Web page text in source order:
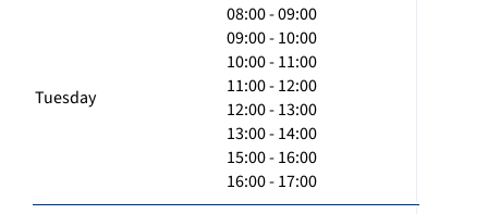
Tuesday
08:00 - 09:00
09:00 - 10:00
10:00 - 11:00
11:00 - 12:00
12:00 - 13:00
13:00 - 14:00
15:00 - 16:00
16:00 - 17:00